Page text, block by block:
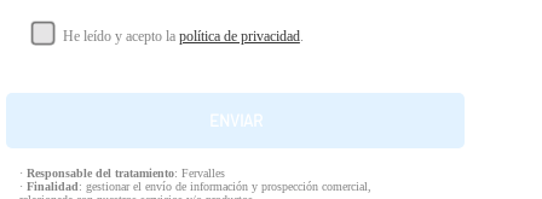
He leído y acepto la política de privacidad.
· Responsable del tratamiento: Fervalles
· Finalidad: gestionar el envío de información y prospección comercial,